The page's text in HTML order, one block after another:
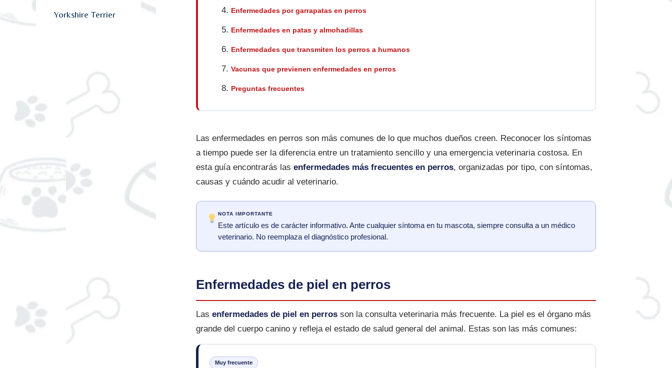
Yorkshire Terrier
Enfermedades por garrapatas en perros
Enfermedades en patas y almohadillas
Enfermedades que transmiten los perros a humanos
Vacunas que previenen enfermedades en perros
Preguntas frecuentes
Las enfermedades en perros son más comunes de lo que muchos dueños creen. Reconocer los síntomas
a tiempo puede ser la diferencia entre un tratamiento sencillo y una emergencia veterinaria costosa. En
esta guía encontrarás las enfermedades más frecuentes en perros, organizadas por tipo, con síntomas,
causas y cuándo acudir al veterinario.
NOTA IMPORTANTE
Este artículo es de carácter informativo. Ante cualquier síntoma en tu mascota, siempre consulta a un médico
veterinario. No reemplaza el diagnóstico profesional.
Enfermedades de piel en perros
Las enfermedades de piel en perros son la consulta veterinaria más frecuente. La piel es el órgano más
grande del cuerpo canino y refleja el estado de salud general del animal. Estas son las más comunes:
Muy frecuente